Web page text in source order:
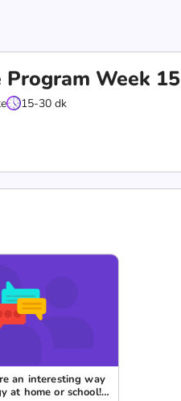
Program Week 15
15-30 dk
an interesting way
at home or school!